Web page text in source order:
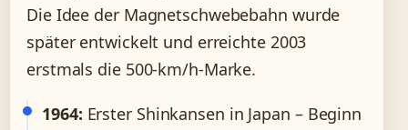
Die Idee der Magnetschwebebahn wurde
später entwickelt und erreichte 2003
erstmals die 500-km/h-Marke.
1964: Erster Shinkansen in Japan – Beginn